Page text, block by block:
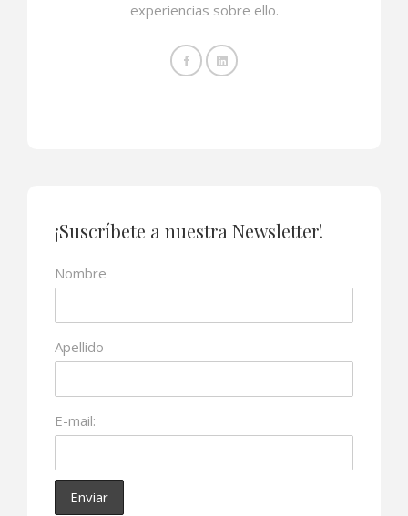
experiencias sobre ello.
¡Suscríbete a nuestra Newsletter!
Nombre
Apellido
E-mail: